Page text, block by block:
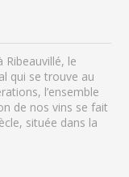
Ribeauvillé, le
qui se trouve au
l’ensemble
de nos vins se fait
située dans la